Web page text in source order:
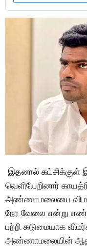
இதனால் கட்சிக்குள்
வெளியேறினார்
அண்ணாமலையை
நேர வேலை என்று
பற்றி கடுமையாக
அண்ணாமலையின்